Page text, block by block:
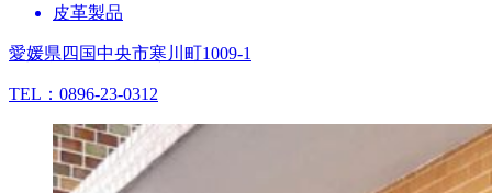
皮革製品
愛媛県四国中央市寒川町1009-1
TEL：0896-23-0312